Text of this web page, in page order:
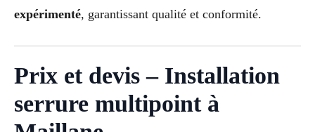
expérimenté, garantissant qualité et conformité.
Prix et devis – Installation
serrure multipoint à